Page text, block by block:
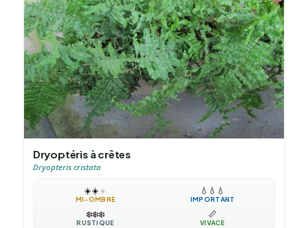
Dryoptéris à crêtes
Dryopteris cristata
☀️☀️☀️
MI-OMBRE
💧 💧 💧
IMPORTANT
❄️❄️❄️
RUSTIQUE
📏
VIVACE